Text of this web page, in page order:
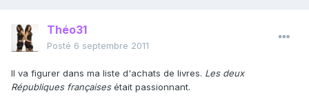
Théo31
Posté 6 septembre 2011
Il va figurer dans ma liste d'achats de livres. Les deux
Républiques françaisesétait passionnant.